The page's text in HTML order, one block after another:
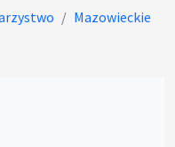
Mazowieckie